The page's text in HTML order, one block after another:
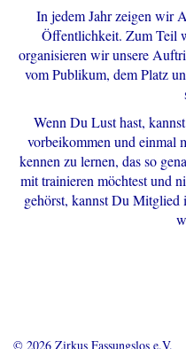
In jedem Jahr zeigen wir
Öffentlichkeit. Zum Teil
organisieren wir unsere
vom Publikum, dem Platz
Wenn Du Lust hast,
vorbeikommen und einmal
kennen zu lernen, das so
mit trainieren möchtest und
gehörst, kannst Du Mitglied
© 2026 Zirkus Fassungslos e.V.